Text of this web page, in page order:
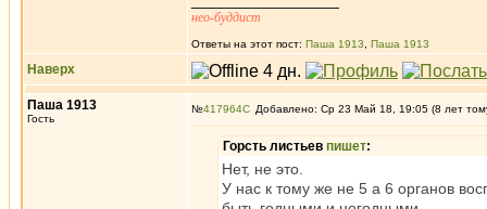
нео-буддист
Ответы на этот пост: Паша 1913 Паша 1913
Наверх
Паша 1913
Гость
№417964 Добавлено: Ср 23 Май 18, 19:05 (8 лет
Горсть листьев пишет:
Нет, не это.
У нас к тому же не 5 а 6 органов